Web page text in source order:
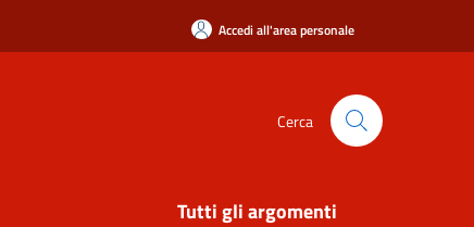
Accedi all'area personale
Cerca
Tutti gli argomenti